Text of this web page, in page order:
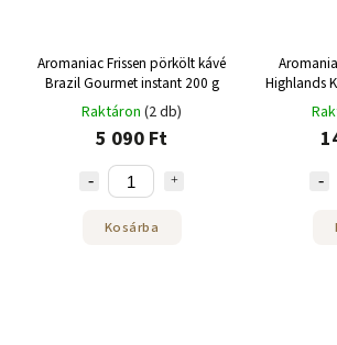
Aromaniac Frissen pörkölt kávé
Brazil Gourmet instant 200 g
Raktáron (2 db)
5 090 Ft
Kosárba
Highlands